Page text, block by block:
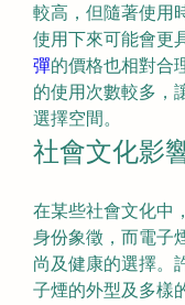
較高，但隨著使用
使用下來可能會更
彈的價格也相對合
的使用次數較多，
選擇空間。
社會文化影
在某些社會文化中
身份象徵，而電子
尚及健康的選擇。
子煙的外型及多樣